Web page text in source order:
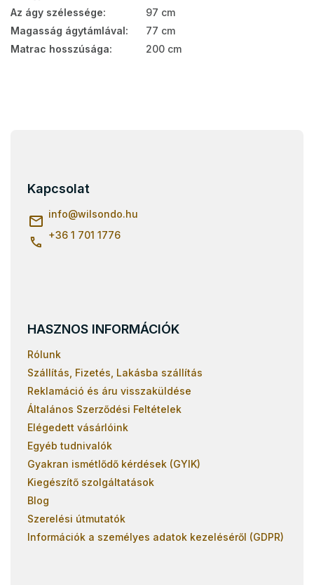
Az ágy szélessége:
97 cm
Magasság ágytámlával:
77 cm
Matrac hosszúsága: 200 cm
Kapcsolat
info@wilsondo.hu
+36 1 701 1776
HASZNOS INFORMÁCIÓK
Rólunk
Szállítás, Fizetés, Lakásba szállítás
Reklamáció és áru visszaküldése
Általános Szerződési Feltételek
Elégedett vásárlóink
Egyéb tudnivalók
Gyakran ismétlődő kérdések (GYIK)
Kiegészítő szolgáltatások
Blog
Szerelési útmutatók
Információk a személyes adatok kezeléséről (GDPR)